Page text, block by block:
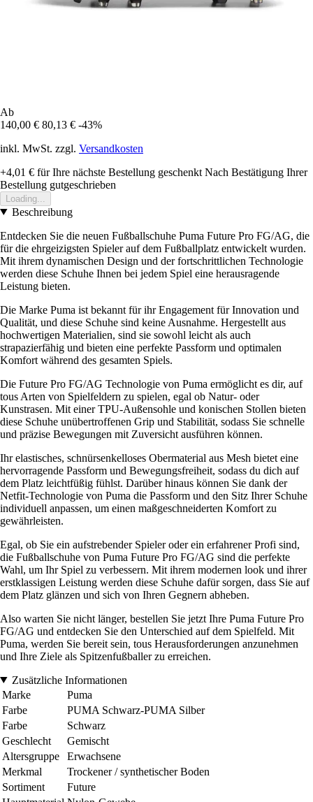
Ab
140,00 € 80,13 € -43%
inkl. MwSt. zzgl. Versandkosten
+4,01 € für Ihre nächste Bestellung geschenkt Nach Bestätigung Ihrer
Bestellung gutgeschrieben
Loading...
Beschreibung
Entdecken Sie die neuen Fußballschuhe Puma Future Pro FG/AG, die
für die ehrgeizigsten Spieler auf dem Fußballplatz entwickelt wurden.
Mit ihrem dynamischen Design und der fortschrittlichen Technologie
werden diese Schuhe Ihnen bei jedem Spiel eine herausragende
Leistung bieten.
Die Marke Puma ist bekannt für ihr Engagement für Innovation und
Qualität, und diese Schuhe sind keine Ausnahme. Hergestellt aus
hochwertigen Materialien, sind sie sowohl leicht als auch
strapazierfähig und bieten eine perfekte Passform und optimalen
Komfort während des gesamten Spiels.
Die Future Pro FG/AG Technologie von Puma ermöglicht es dir, auf
tous Arten von Spielfeldern zu spielen, egal ob Natur- oder
Kunstrasen. Mit einer TPU-Außensohle und konischen Stollen bieten
diese Schuhe unübertroffenen Grip und Stabilität, sodass Sie schnelle
und präzise Bewegungen mit Zuversicht ausführen können.
Ihr elastisches, schnürsenkelloses Obermaterial aus Mesh bietet eine
hervorragende Passform und Bewegungsfreiheit, sodass du dich auf
dem Platz leichtfüßig fühlst. Darüber hinaus können Sie dank der
Netfit-Technologie von Puma die Passform und den Sitz Ihrer Schuhe
individuell anpassen, um einen maßgeschneiderten Komfort zu
gewährleisten.
Egal, ob Sie ein aufstrebender Spieler oder ein erfahrener Profi sind,
die Fußballschuhe von Puma Future Pro FG/AG sind die perfekte
Wahl, um Ihr Spiel zu verbessern. Mit ihrem modernen look und ihrer
erstklassigen Leistung werden diese Schuhe dafür sorgen, dass Sie auf
dem Platz glänzen und sich von Ihren Gegnern abheben.
Also warten Sie nicht länger, bestellen Sie jetzt Ihre Puma Future Pro
FG/AG und entdecken Sie den Unterschied auf dem Spielfeld. Mit
Puma, werden Sie bereit sein, tous Herausforderungen anzunehmen
und Ihre Ziele als Spitzenfußballer zu erreichen.
Zusätzliche Informationen
Marke
Puma
Farbe
PUMA Schwarz-PUMA Silber
Farbe
Schwarz
Geschlecht
Gemischt
Altersgruppe
Erwachsene
Merkmal
Trockener / synthetischer Boden
Sortiment
Future